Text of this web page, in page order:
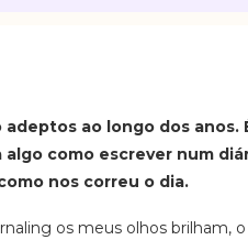
ao longo dos
como escrever num
nos correu o dia.
os meus olhos brilham,